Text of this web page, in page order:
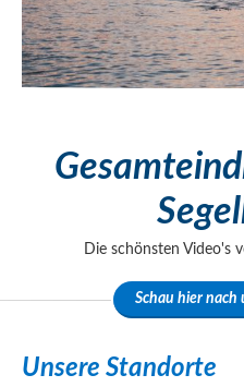
Die schönsten Video's
Schau hier nach
Unsere Standorte